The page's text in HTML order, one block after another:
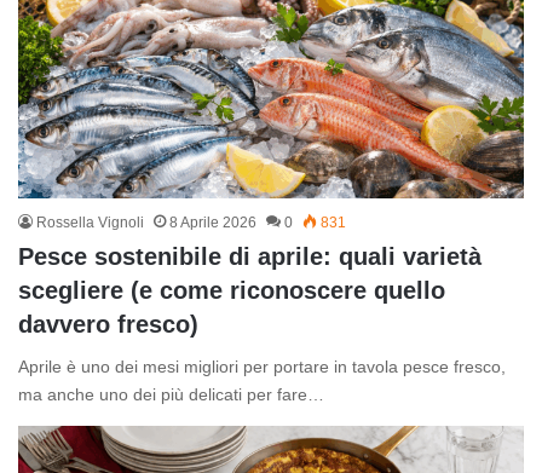
Rossella Vignoli 8 Aprile 2026 0 831
Pesce sostenibile di aprile: quali varietà
scegliere (e come riconoscere quello
davvero fresco)
Aprile è uno dei mesi migliori per portare in tavola pesce fresco,
ma anche uno dei più delicati per fare…